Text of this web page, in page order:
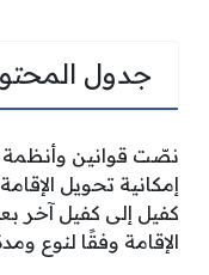
جدول
نصّت قوانين وأنظمة
إمكانية تحويل
كفيل إلى كفيل آخر
الإقامة وفقًا لنوع